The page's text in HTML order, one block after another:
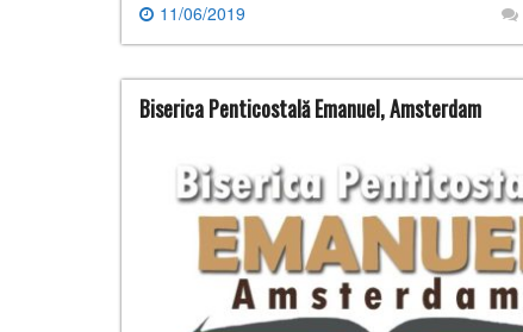
11/06/2019
Biserica Penticostală Emanuel, Amsterdam